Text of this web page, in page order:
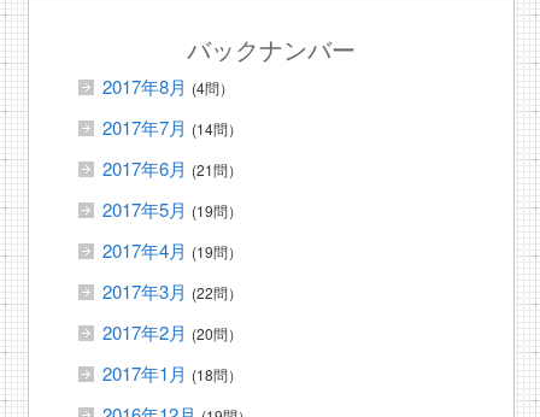
バックナンバー
2017年8月 (4問）
2017年7月 (14問）
2017年6月 (21問）
2017年5月 (19問）
2017年4月 (19問）
2017年3月 (22問）
2017年2月 (20問）
2017年1月 (18問）